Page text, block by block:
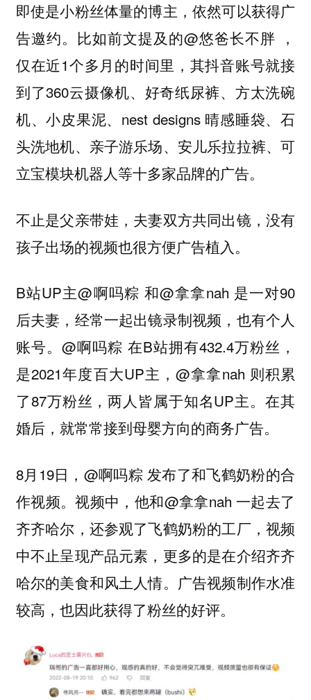
即使是小粉丝体量的博主，依然可以获得广
告邀约。 比如前文提及的@悠爸长不胖 ，
仅在近1个多月的时间里，其抖音账号就接
到了360云摄像机、好奇纸尿裤、方太洗碗
机、小皮果泥、nest designs 晴感睡袋、石
头洗地机、亲子游乐场、安儿乐拉拉裤、可
立宝模块机器人等十多家品牌的广告。
不止是父亲带娃，夫妻双方共同出镜，没有
孩子出场的视频也很方便广告植入。
B站UP主@啊吗粽 和@拿拿nah 是一对90
后夫妻，经常一起出镜录制视频，也有个人
账号。@啊吗粽 在B站拥有432.4万粉丝，
是2021年度百大UP主，@拿拿nah 则积累
了87万粉丝，两人皆属于知名UP主。在其
婚后，就常常接到母婴方向的商务广告。
8月19日，@啊吗粽 发布了和飞鹤奶粉的合
作视频。视频中，他和@拿拿nah 一起去了
齐齐哈尔，还参观了飞鹤奶粉的工厂，视频
中不止呈现产品元素，更多的是在介绍齐齐
哈尔的美食和风土人情。广告视频制作水准
较高，也因此获得了粉丝的好评。